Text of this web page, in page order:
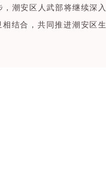
潮安区人武部将继续深入
结合，共同推进潮安区生